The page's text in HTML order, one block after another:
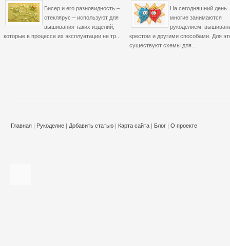
Бисер и его разновидность –
стеклярус – используют для
вышивания таких изделий,
которые в процессе их эксплуатации не тр...
На сегодняшний день
многие занимаются
рукоделием:
крестом и другими способами. Для
существуют схемы для...
Главная | Рукоделие | Добавить статью | Карта сайта | Блог | О проекте